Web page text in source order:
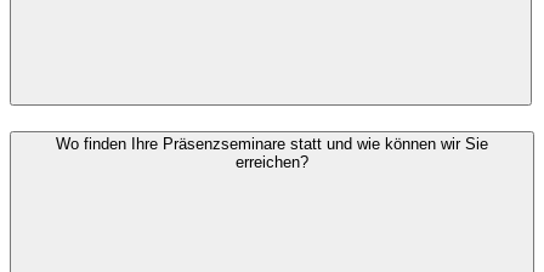
Wo finden Ihre Präsenzseminare statt und wie können wir Sie
erreichen?